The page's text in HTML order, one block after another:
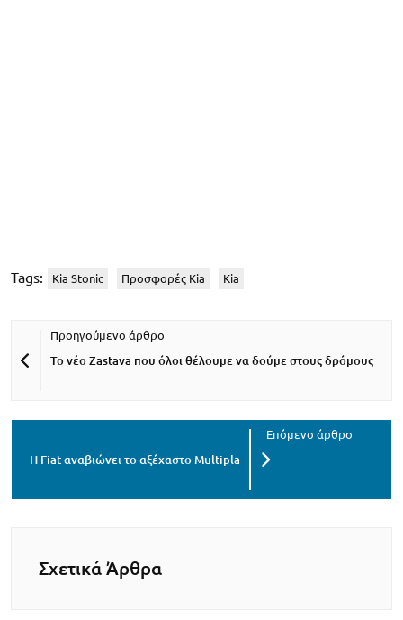
Tags: Kia Stonic Προσφορές Kia Kia
Το νέο Zastava που όλοι θέλουμε να δούμε στους δρόμους
Η Fiat αναβιώνει το αξέχαστο Multipla
Σχετικά Άρθρα